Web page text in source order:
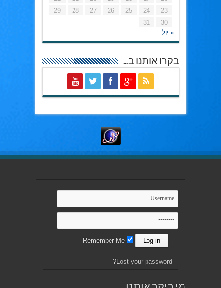
23
24
25
26
27
28
29
30
31
« יול
בקרו אותנו ב…
Lost your password?